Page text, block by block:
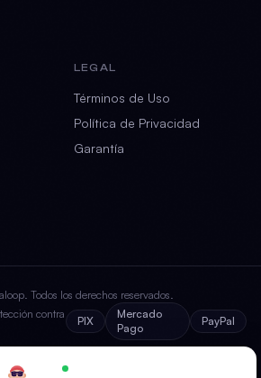
LEGAL
Términos de Uso
Política de Privacidad
Garantía
Todos los derechos reservados.
contra
PIX
Mercado
Pago
PayPal